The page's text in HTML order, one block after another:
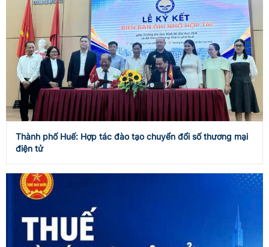
Thành phố Huế: Hợp tác đào tạo chuyển đổi số thương mại
điện tử